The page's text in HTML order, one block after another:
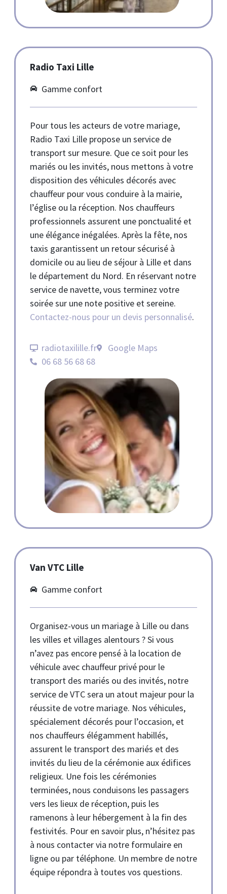
Radio Taxi Lille
Gamme confort
Pour tous les acteurs de votre mariage,
Radio Taxi Lille propose un service de
transport sur mesure. Que ce soit pour les
mariés ou les invités, nous mettons à votre
disposition des véhicules décorés avec
chauffeur pour vous conduire à la mairie,
l’église ou la réception. Nos chauffeurs
professionnels assurent une ponctualité et
une élégance inégalées. Après la fête, nos
taxis garantissent un retour sécurisé à
domicile ou au lieu de séjour à Lille et dans
le département du Nord. En réservant notre
service de navette, vous terminez votre
soirée sur une note positive et sereine.
Contactez-nous pour un devis personnalisé.
radiotaxilille.fr
Google Maps
06 68 56 68 68
Van VTC Lille
Gamme confort
Organisez-vous un mariage à Lille ou dans
les villes et villages alentours ? Si vous
n’avez pas encore pensé à la location de
véhicule avec chauffeur privé pour le
transport des mariés ou des invités, notre
service de VTC sera un atout majeur pour la
réussite de votre mariage. Nos véhicules,
spécialement décorés pour l’occasion, et
nos chauffeurs élégamment habillés,
assurent le transport des mariés et des
invités du lieu de la cérémonie aux édifices
religieux. Une fois les cérémonies
terminées, nous conduisons les passagers
vers les lieux de réception, puis les
ramenons à leur hébergement à la fin des
festivités. Pour en savoir plus, n’hésitez pas
à nous contacter via notre formulaire en
ligne ou par téléphone. Un membre de notre
équipe répondra à toutes vos questions.